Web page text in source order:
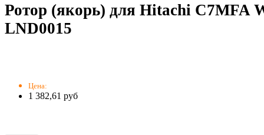
Ротор (якорь) для Hitachi C7MFA
LND0015
Цена:
1 382,61 руб